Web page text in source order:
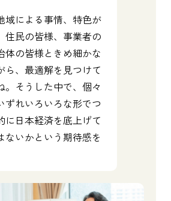
域による事情、特色が
住民の皆様、事業者の
体の皆様ときめ細かな
ら、最適解を見つけて
。そうした中で、個々
ずれいろいろな形でつ
に日本経済を底上げて
ないかという期待感を